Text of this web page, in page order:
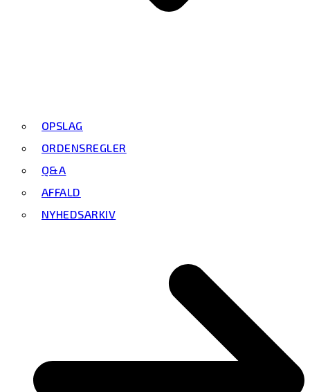
OPSLAG
ORDENSREGLER
Q&A
AFFALD
NYHEDSARKIV